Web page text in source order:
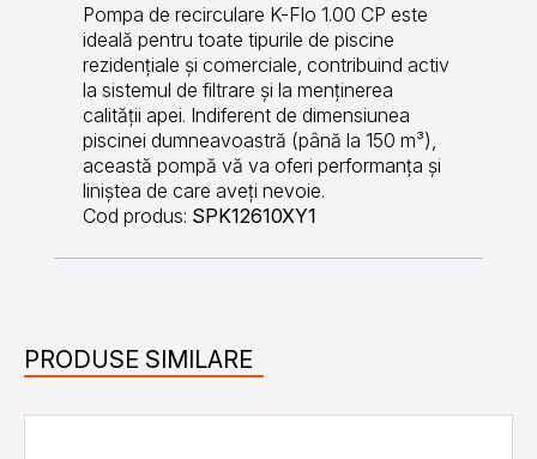
Pompa de recirculare K-Flo 1.00 CP este
ideală pentru toate tipurile de piscine
rezidențiale și comerciale, contribuind activ
la sistemul de filtrare și la menținerea
calității apei. Indiferent de dimensiunea
piscinei dumneavoastră (până la 150 m³),
această pompă vă va oferi performanța și
liniștea de care aveți nevoie.
Cod produs: SPK12610XY1
PRODUSE SIMILARE